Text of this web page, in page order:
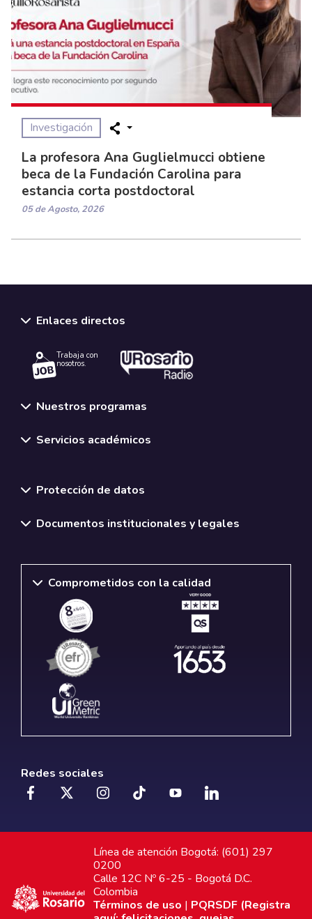
Investigación
La profesora Ana Guglielmucci obtiene
beca de la Fundación Carolina para
estancia corta postdoctoral
05 de Agosto, 2026
Enlaces directos
Trabaja con
nosotros.
Nuestros programas
Servicios académicos
Protección de datos
Documentos institucionales y legales
Comprometidos con la calidad
Redes sociales
Línea de atención Bogotá: (601) 297
0200
Calle 12C Nº 6-25 - Bogotá D.C.
Colombia
Términos de uso | PQRSDF (Registra